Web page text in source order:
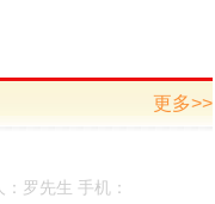
更多>>
罗先生 手机：